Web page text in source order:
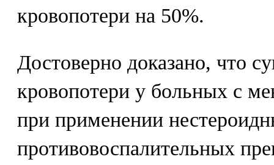
кровопотери на 50%.
Достоверно доказано, что
кровопотери у больных с
при применении
противовоспалительных